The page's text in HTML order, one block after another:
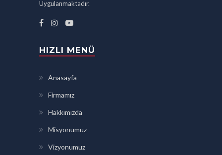
Uygulanmaktadır.
HIZLI MENÜ
Anasayfa
Firmamız
Hakkımızda
Misyonumuz
Vizyonumuz